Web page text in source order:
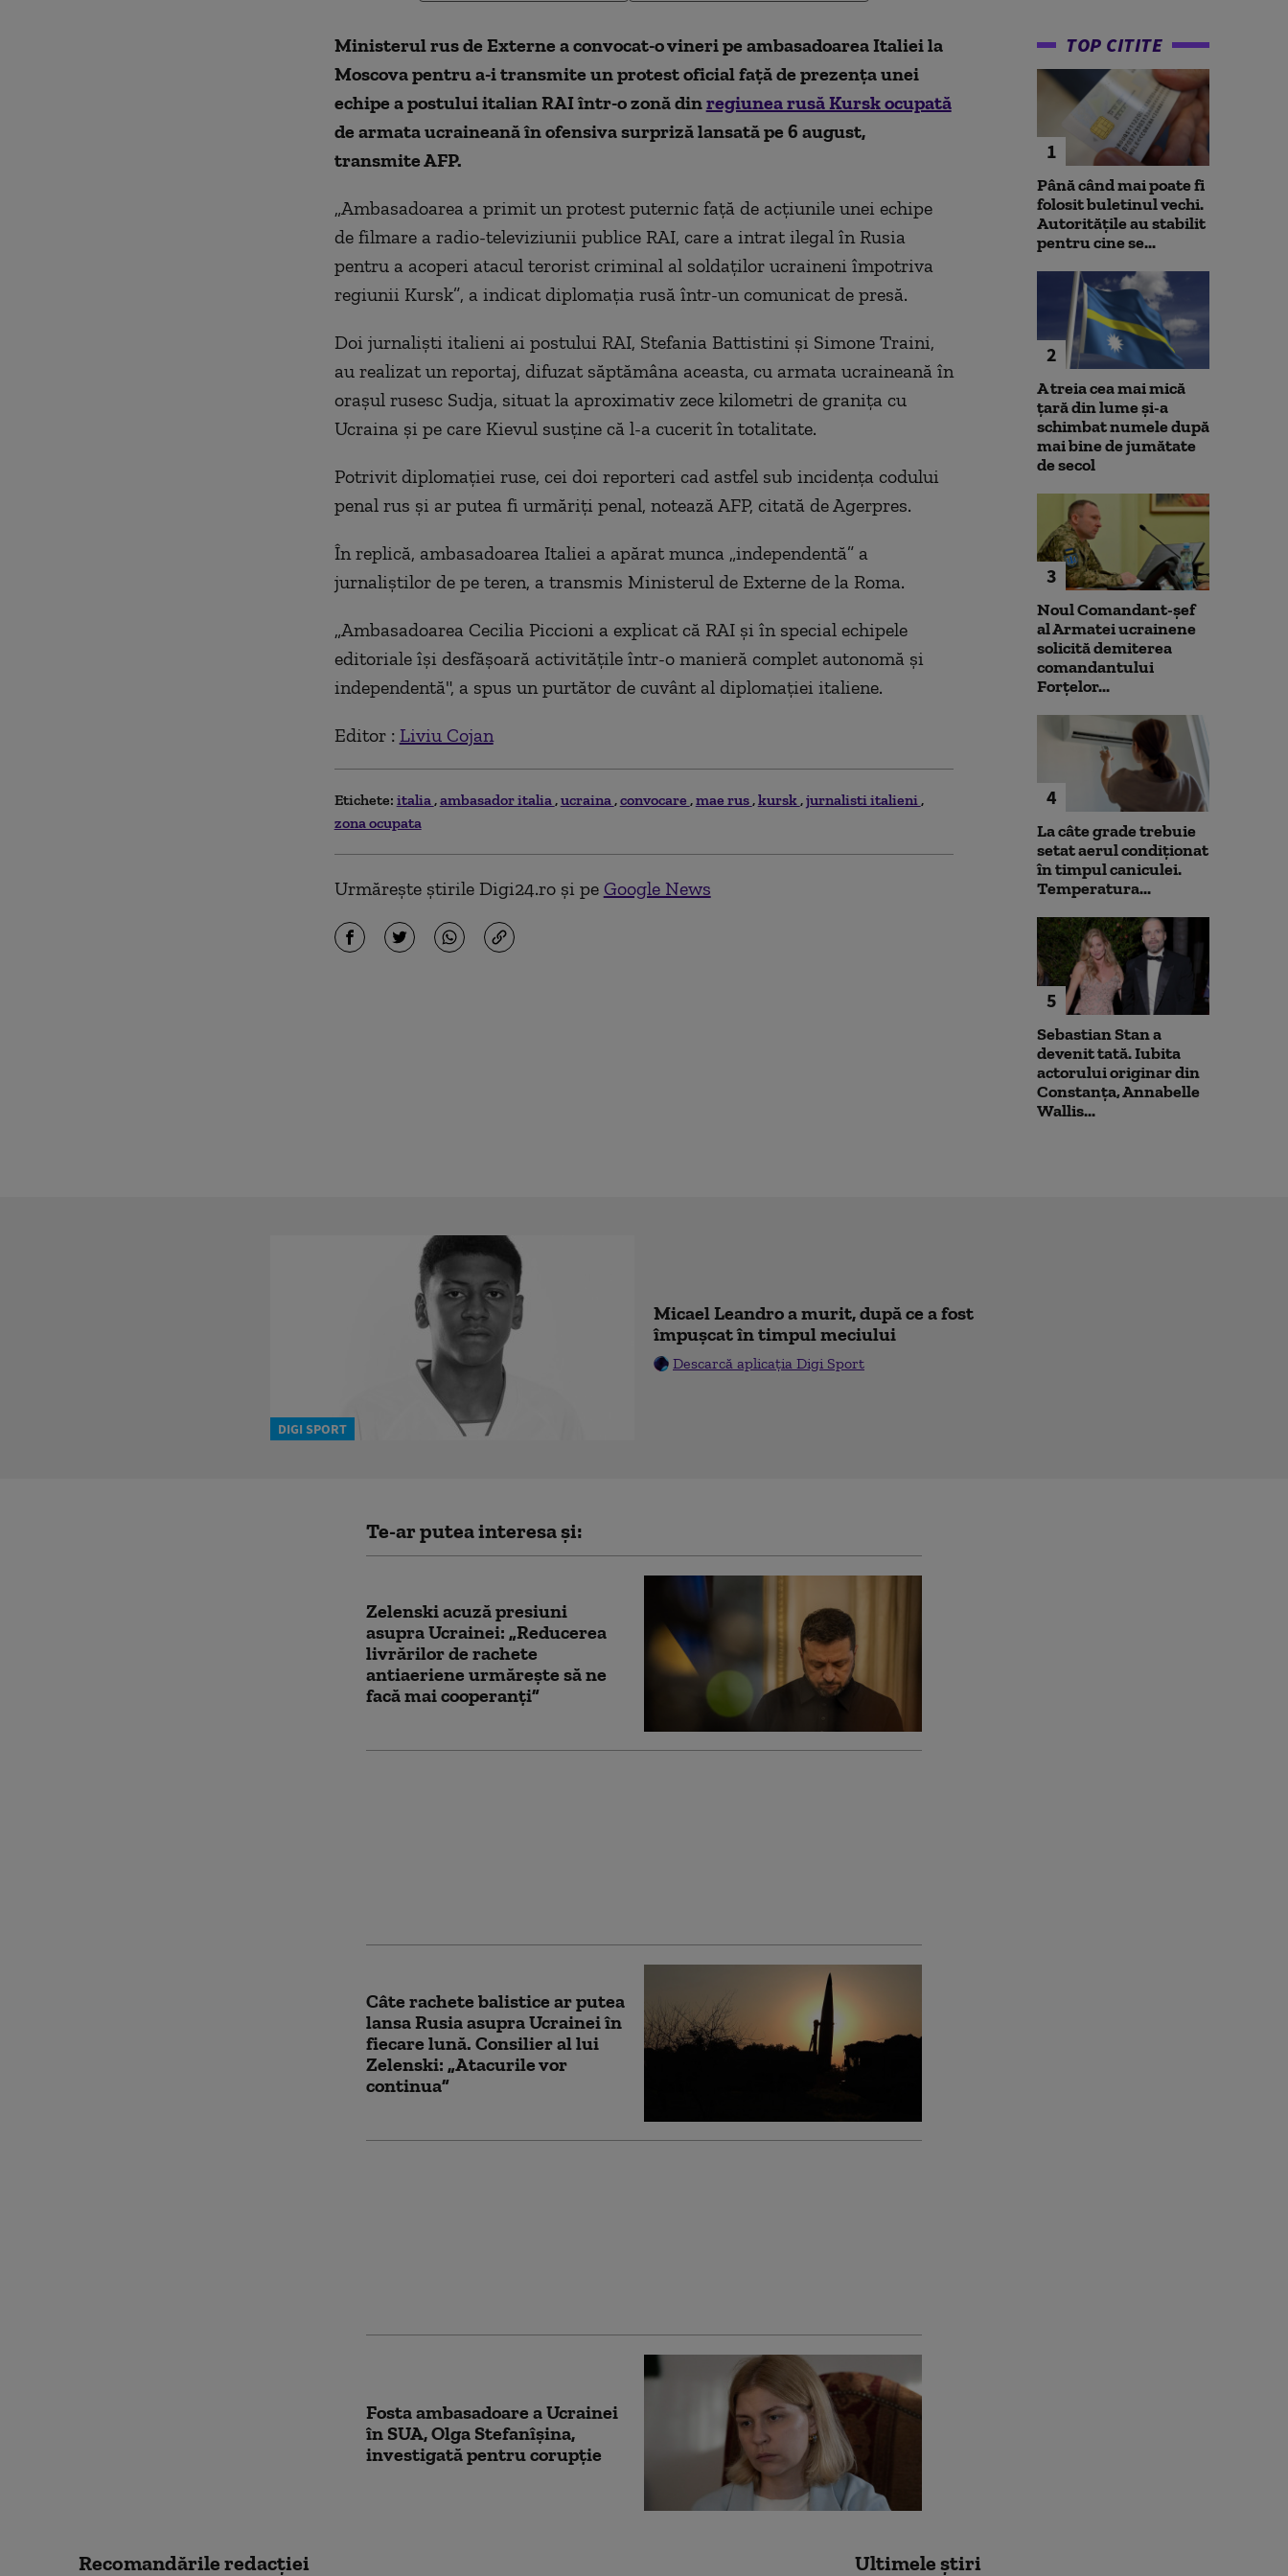
Ministerul rus de Externe a convocat-o vineri pe ambasadoarea Italiei la
Moscova pentru a-i transmite un protest oficial faţă de prezenţa unei
echipe a postului italian RAI într-o zonă dinregiunea rusă Kursk ocupată
de armata ucraineană în ofensiva surpriză lansată pe 6 august,
transmite AFP.
„Ambasadoarea a primit un protest puternic faţă de acţiunile unei echipe
de filmare a radio-televiziunii publice RAI, care a intrat ilegal în Rusia
pentru a acoperi atacul terorist criminal al soldaţilor ucraineni împotriva
regiunii Kursk”, a indicat diplomaţia rusă într-un comunicat de presă.
Doi jurnalişti italieni ai postului RAI, Stefania Battistini şi Simone Traini,
au realizat un reportaj, difuzat săptămâna aceasta, cu armata ucraineană în
oraşul rusesc Sudja, situat la aproximativ zece kilometri de graniţa cu
Ucraina şi pe care Kievul susţine că l-a cucerit în totalitate.
Potrivit diplomaţiei ruse, cei doi reporteri cad astfel sub incidenţa codului
penal rus şi ar putea fi urmăriţi penal, notează AFP, citată de Agerpres.
În replică, ambasadoarea Italiei a apărat munca „independentă”a
jurnaliştilor de pe teren, a transmis Ministerul de Externe de la Roma.
„Ambasadoarea Cecilia Piccioni a explicat că RAI şi în special echipele
editoriale îşi desfăşoară activităţile într-o manieră complet autonomă şi
independentă", a spus un purtător de cuvânt al diplomaţiei italiene.
Editor : Liviu Cojan
Etichete: italia ambasador italia ucraina convocare mae rus kursk jurnalisti italieni
zona ocupata
Urmărește știrile Digi24.ro și pe Google News
TOP CITITE
1
Până când mai poate fi
folosit buletinul vechi.
Autoritățile au stabilit
pentru cine se...
2
A treia cea mai mică
țară din lume și-a
schimbat numele după
mai bine de jumătate
de secol
3
Noul Comandant-șef
al Armatei ucrainene
solicită demiterea
comandantului
Forțelor...
4
La câte grade trebuie
setat aerul condiționat
în timpul caniculei.
Temperatura...
5
Sebastian Stan a
devenit tată. Iubita
actorului originar din
Constanța, Annabelle
Wallis...
DIGI SPORT
Micael Leandro a murit, după ce a fost
împușcat în timpul meciului
Descarcă aplicația Digi Sport
Te-ar putea interesa și:
Zelenski acuză presiuni
asupra Ucrainei: „Reducerea
livrărilor de rachete
antiaeriene urmărește să ne
facă mai cooperanți”
Câte rachete balistice ar putea
lansa Rusia asupra Ucrainei în
fiecare lună. Consilier al lui
Zelenski: „Atacurile vor
continua”
Fosta ambasadoare a Ucrainei
în SUA, Olga Stefanîşina,
investigată pentru corupţie
Recomandările redacţiei Ultimele știri